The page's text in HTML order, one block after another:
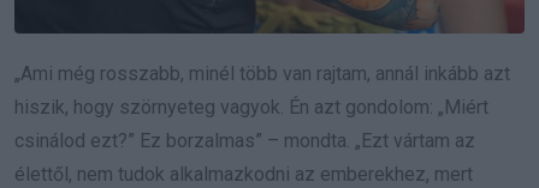
„Ami még rosszabb, minél több van rajtam, annál inkább azt
hiszik, hogy szörnyeteg vagyok. Én azt gondolom: „Miért
csinálod ezt?” Ez borzalmas” – mondta. „Ezt vártam az
élettől, nem tudok alkalmazkodni az emberekhez, mert